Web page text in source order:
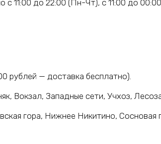
11:00 до 22:00 (Пн-Чт), с 11:00 до
рублей — доставка бесплатно).
Вокзал, Западные сети, Учхоз,
гора, Нижнее Никитино, Сосновая